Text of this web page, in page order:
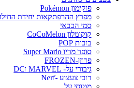
פוקימון Pokémon
מפרץ ההרפתקאות יחידת החילוץ
סמי הכבאי
קוקומלון CoCoMelon
בובות POP
סופר מריו Super Mario
פרוזן-FROZEN
גיבורי על- MARVEL וDC
רובי צעצוע -Nerf
מטוסי על